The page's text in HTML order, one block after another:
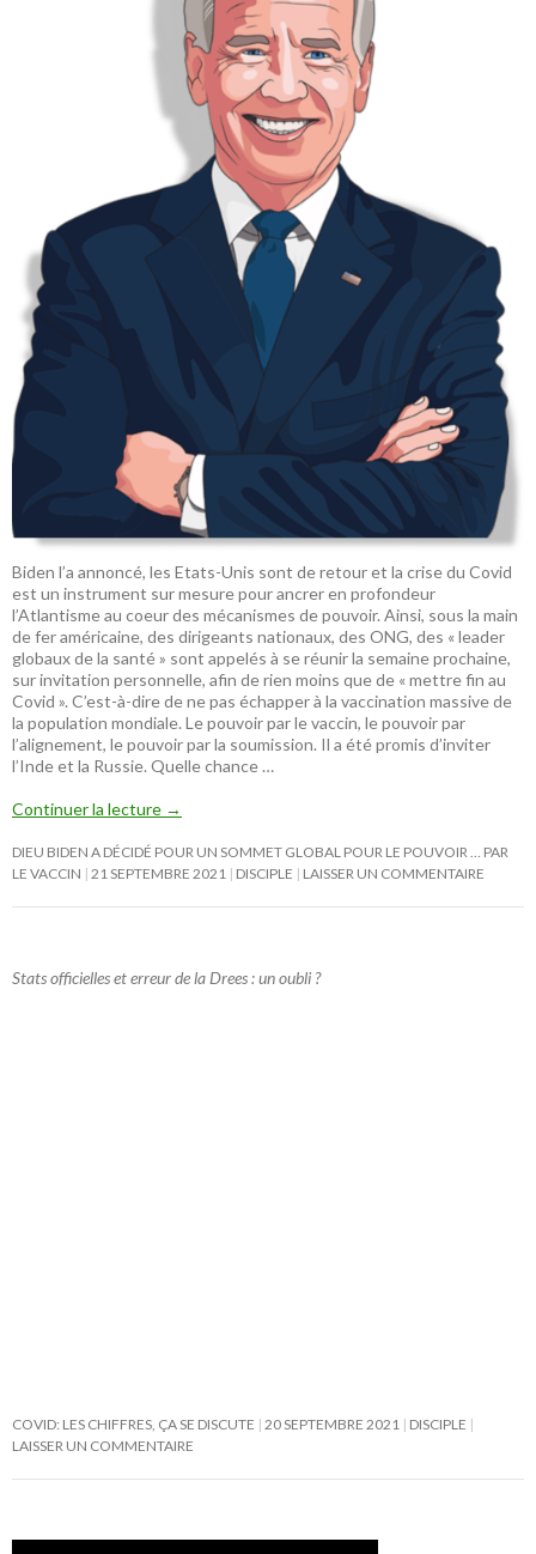
Biden l’a annoncé, les Etats-Unis sont de retour et la crise du Covid
est un instrument sur mesure pour ancrer en profondeur
l’Atlantisme au coeur des mécanismes de pouvoir. Ainsi, sous la main
de fer américaine, des dirigeants nationaux, des ONG, des « leader
globaux de la santé » sont appelés à se réunir la semaine prochaine,
sur invitation personnelle, afin de rien moins que de « mettre fin au
Covid ». C’est-à-dire de ne pas échapper à la vaccination massive de
la population mondiale. Le pouvoir par le vaccin, le pouvoir par
l’alignement, le pouvoir par la soumission. Il a été promis d’inviter
l’Inde et la Russie. Quelle chance …
Continuer la lecture →
DIEU BIDEN A DÉCIDÉ POUR UN SOMMET GLOBAL POUR LE POUVOIR … PAR
LE VACCIN 21 SEPTEMBRE 2021 DISCIPLE LAISSER UN COMMENTAIRE
Stats officielles et erreur de la Drees : un oubli ?
COVID: LES CHIFFRES, ÇA SE DISCUTE 20 SEPTEMBRE 2021
DISCIPLE
LAISSER UN COMMENTAIRE